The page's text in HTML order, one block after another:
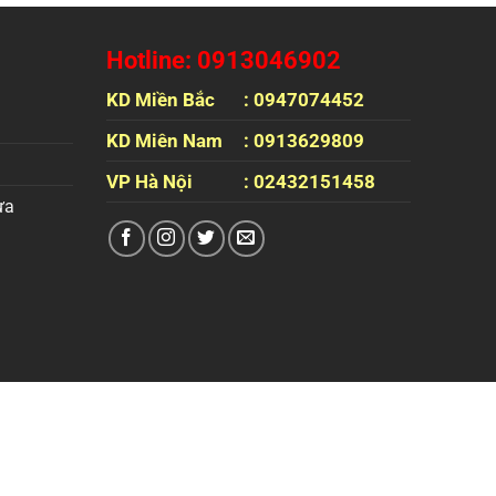
Hotline: 0913046902
KD Miền Bắc
: 0947074452
KD Miên Nam
: 0913629809
VP Hà Nội
: 02432151458